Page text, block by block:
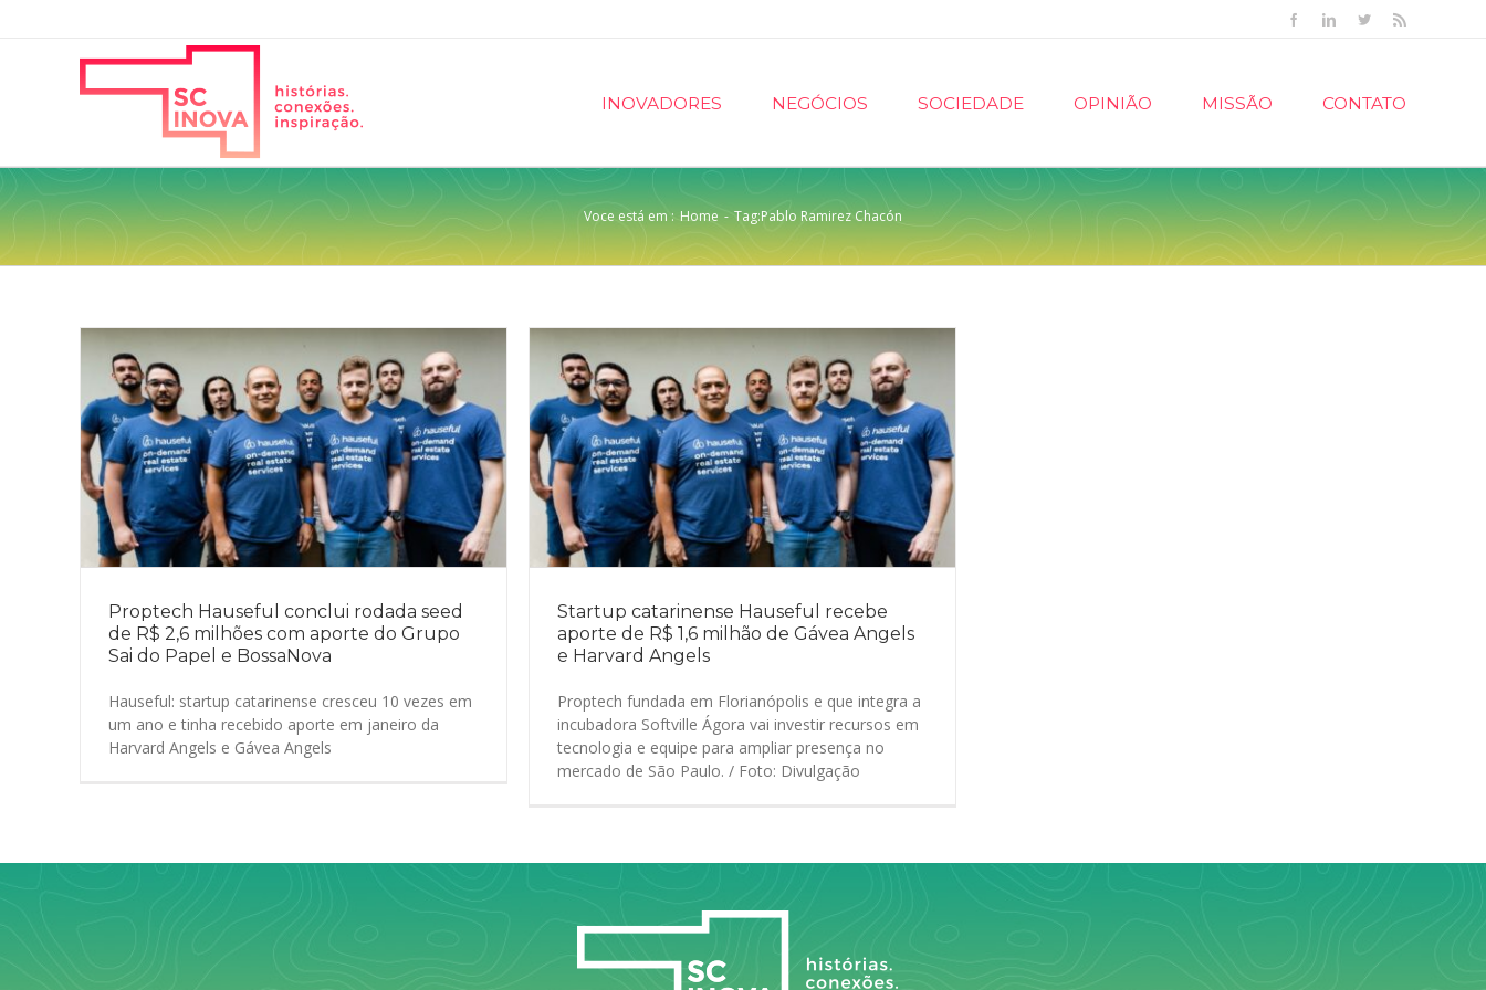
FacebookLinkedinTwitter
INOVADORES NEGÓCIOS SOCIEDADE OPINIÃO MISSÃO CONTATO
Voce está em : Home - Tag:Pablo Ramirez Chacón
Proptech Hauseful conclui rodada seed
de R$ 2,6 milhões com aporte do Grupo
Sai do Papel e BossaNova
Hauseful: startup catarinense cresceu 10 vezes em
um ano e tinha recebido aporte em janeiro da
Harvard Angels e Gávea Angels
Startup catarinense Hauseful recebe
aporte de R$ 1,6 milhão de Gávea Angels
e Harvard Angels
Proptech fundada em Florianópolis e que integra a
incubadora Softville Ágora vai investir recursos em
tecnologia e equipe para ampliar presença no
mercado de São Paulo. / Foto: Divulgação